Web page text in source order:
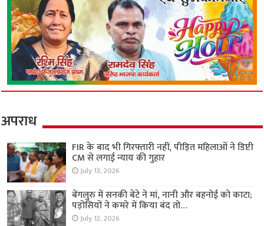
अपराध
FIR के बाद भी गिरफ्तारी नहीं, पीड़ित महिलाओं ने डिप्टी
CM से लगाई न्याय की गुहार
July 13, 2026
बेंगलुरु में सनकी बेटे ने मां, नानी और बहनोई को काटा;
पड़ोसियों ने कमरे में किया बंद तो…
July 12, 2026